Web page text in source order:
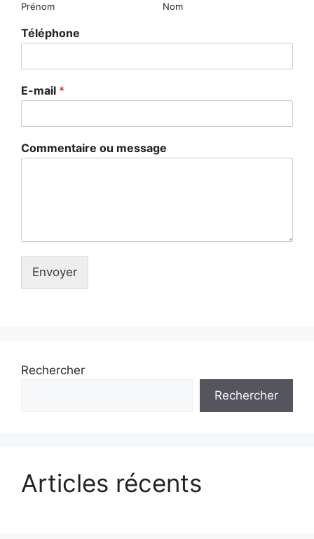
Prénom Nom
Téléphone
E-mail *
Commentaire ou message
Envoyer
Rechercher
Rechercher
Articles récents